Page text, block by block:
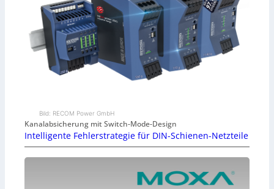
Bild: RECOM Power GmbH
Kanalabsicherung mit Switch-Mode-Design
Intelligente Fehlerstrategie für DIN-Schienen-Netzteile